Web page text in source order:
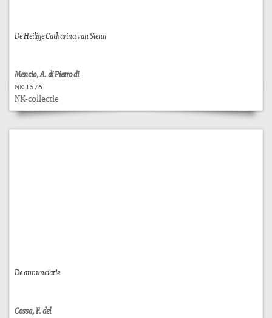
De Heilige Catharina van Siena
Mencio, A. di Pietro di
NK 1576
NK-collectie
De annunciatie
Cossa, F. del